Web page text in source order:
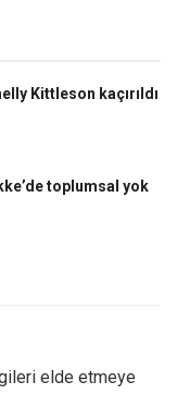
Kittleson kaçırıldı
toplumsal yok
elde etmeye